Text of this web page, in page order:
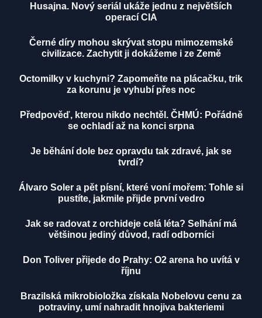
Husajna. Nový seriál ukáže jednu z největších
operací CIA
Černé díry mohou skrývat stopu mimozemské
civilizace. Zachytit ji dokážeme i ze Země
Octomilky v kuchyni? Zapomeňte na plácačku, trik
za korunu je vyhubí přes noc
Předpověď, kterou nikdo nechtěl. ČHMÚ: Pořádně
se ochladí až na konci srpna
Je běhání dole bez opravdu tak zdravé, jak se
tvrdí?
Álvaro Soler a pět písní, které voní mořem: Tohle si
pustíte, jakmile přijde první vedro
Jak se radovat z orchideje celá léta? Selhání má
většinou jediný důvod, radí odborníci
Don Toliver přijede do Prahy: O2 arena ho uvítá v
říjnu
Brazilská mikrobioložka získala Nobelovu cenu za
potraviny, umí nahradit hnojiva bakteriemi